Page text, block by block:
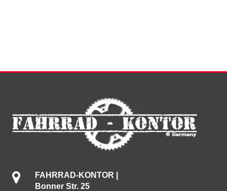
FAHRRAD-KONTOR |
Bonner Str. 25